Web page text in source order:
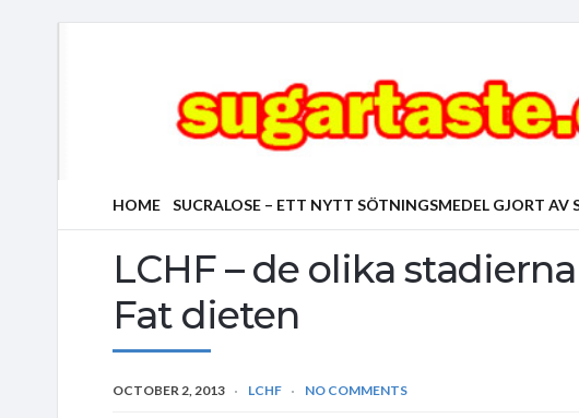
HOME SUCRALOSE – ETT NYTT SÖTNINGSMEDEL GJORT AV
LCHF – de olika
Fat dieten
OCTOBER 2, 2013 LCHF NO COMMENTS